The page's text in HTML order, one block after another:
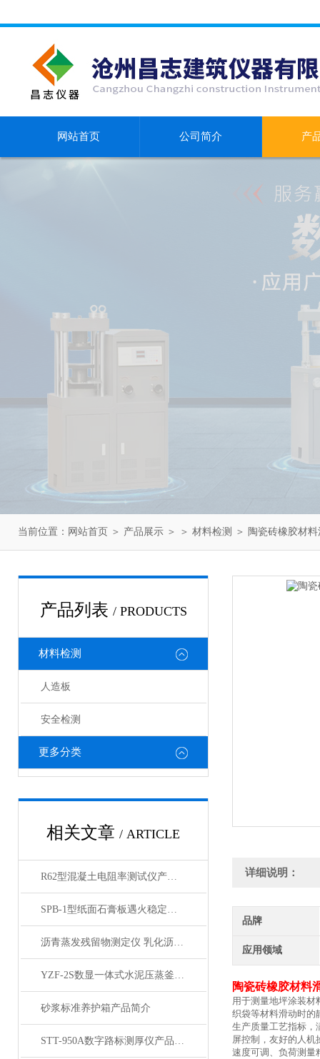
网站首页 公司简介 产
当前位置： 网站首页 ＞ 产品展示 ＞ ＞ 材料检测 ＞ 陶瓷砖橡胶材
产品列表 / PRODUCTS
材料检测
人造板
安全检测
更多分类
相关文章 / ARTICLE
R62型混凝土电阻率测试仪产品展示
SPB-1型纸面石膏板遇火稳定性测试仪产品展示
沥青蒸发残留物测定仪 乳化沥青蒸馏含量试验产品展示
YZF-2S数显一体式水泥压蒸釜产品展示
砂浆标准养护箱产品简介
STT-950A数字路标测厚仪产品展示
详细说明：
品牌
应用领域
陶瓷砖橡胶材料
用于测量地坪涂装材
织袋等材料滑动时的
生产质量工艺指标，
屏控制，友好的人机
速度可调、负荷测量